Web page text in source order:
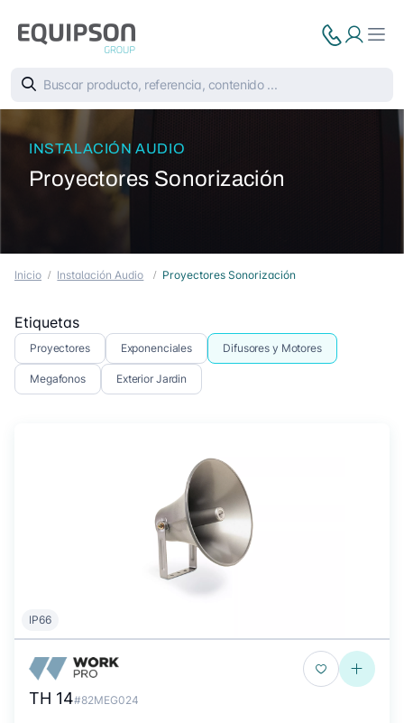
INSTALACIÓN AUDIO
Proyectores Sonorización
Inicio Instalación Audio Proyectores Sonorización
Etiquetas
Proyectores Exponenciales Difusores y Motores
Megafonos Exterior Jardin
IP66
TH 14#82MEG024